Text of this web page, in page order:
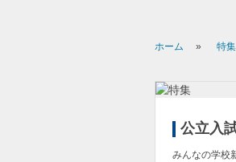
ホーム » 特集
公立入
みんなの学校